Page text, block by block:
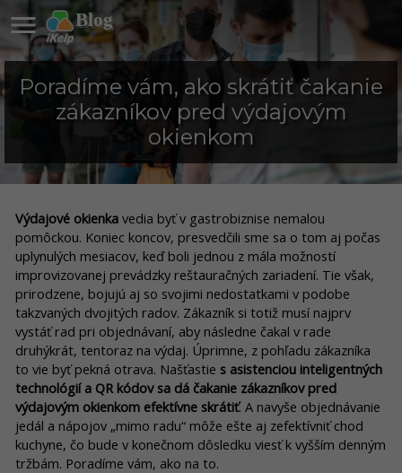
Blog

Poradíme vám, ako skrátiť čakanie
zákazníkov pred výdajovým
okienkom
Výdajové okienka vedia byť v gastrobiznise nemalou
pomôckou. Koniec koncov, presvedčili sme sa o tom aj počas
uplynulých mesiacov, keď boli jednou z mála možností
improvizovanej prevádzky reštauračných zariadení. Tie však,
prirodzene, bojujú aj so svojimi nedostatkami v podobe
takzvaných dvojitých radov. Zákazník si totiž musí najprv
vystáť rad pri objednávaní, aby následne čakal v rade
druhýkrát, tentoraz na výdaj. Úprimne, z pohľadu zákazníka
to vie byť pekná otrava. Našťastie s asistenciou inteligentných
technológií a QR kódov sa dá čakanie zákazníkov pred
výdajovým okienkom efektívne skrátiť. A navyše objednávanie
jedál a nápojov „mimo radu“ môže ešte aj zefektívniť chod
kuchyne, čo bude v konečnom dôsledku viesť k vyšším denným
tržbám. Poradíme vám, ako na to.